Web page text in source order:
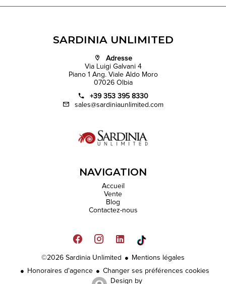
SARDINIA UNLIMITED
Adresse
Via Luigi Galvani 4
Piano 1 Ang. Viale Aldo Moro
07026 Olbia
+39 353 395 8330
sales@sardiniaunlimited.com
NAVIGATION
Accueil
Vente
Blog
Contactez-nous
©2026 Sardinia Unlimited
Mentions légales
Honoraires d'agence
Changer ses préférences cookies
Design by